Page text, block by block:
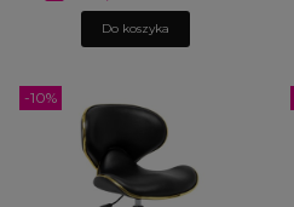
Do koszyka
-10%